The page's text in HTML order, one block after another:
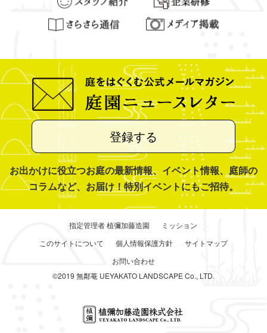
登録する
お出かけに役立つお庭の最新情報、イベント情報、庭師の
コラムなど、お届け！特別イベントにもご招待。
指定管理者 植彌加藤造園
ミッション
このサイトについて
個人情報保護方針
サイトマップ
お問い合わせ
©2019 無鄰菴 UEYAKATO LANDSCAPE Co., LTD.